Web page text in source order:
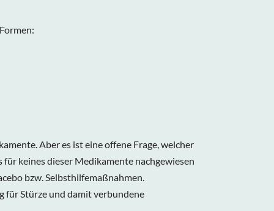
Aber es ist eine offene Frage, welcher
keines dieser Medikamente nachgewiesen
bzw. Selbsthilfemaßnahmen.
für Stürze und damit verbundene